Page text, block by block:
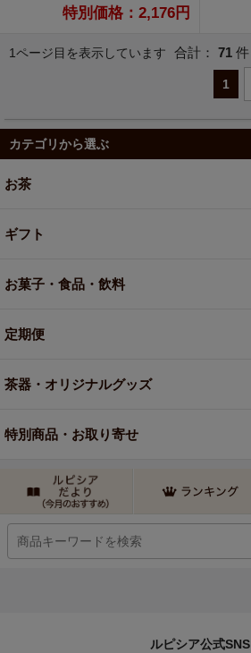
特別価格：2,176円
1ページ目を表示しています 合計： 71 件
1
カテゴリから選ぶ
お茶
ギフト
お菓子・食品・飲料
定期便
茶器・オリジナルグッズ
特別商品・お取り寄せ
ルピシア公式SNS